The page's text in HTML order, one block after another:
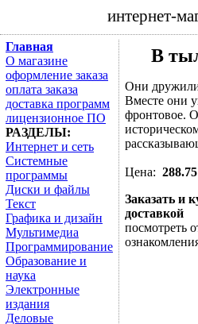
интернет-
Главная
О магазине
оформление заказа
оплата заказа
доставка программ
лицензионное ПО
РАЗДЕЛЫ:
Интернет и сеть
Системные
программы
Диски и файлы
Текст
Графика и дизайн
Мультимедиа
Программирование
Образование и
наука
Электронные
издания
Деловые
В
Они дружили
Вместе они
фронтовое.
Цена: 288.75
Заказать и
доставкой
посмотреть